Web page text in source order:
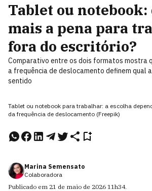
Tablet ou
mais a pena para
fora do escritório?
Comparativo entre os dois formatos mostra
a frequência de deslocamento definem qual
sentido
Tablet ou notebook para trabalhar: a escolha
da frequência de deslocamento (Freepik)
Marina Semensato
Colaboradora
Publicado em 21 de maio de 2026 11h34.